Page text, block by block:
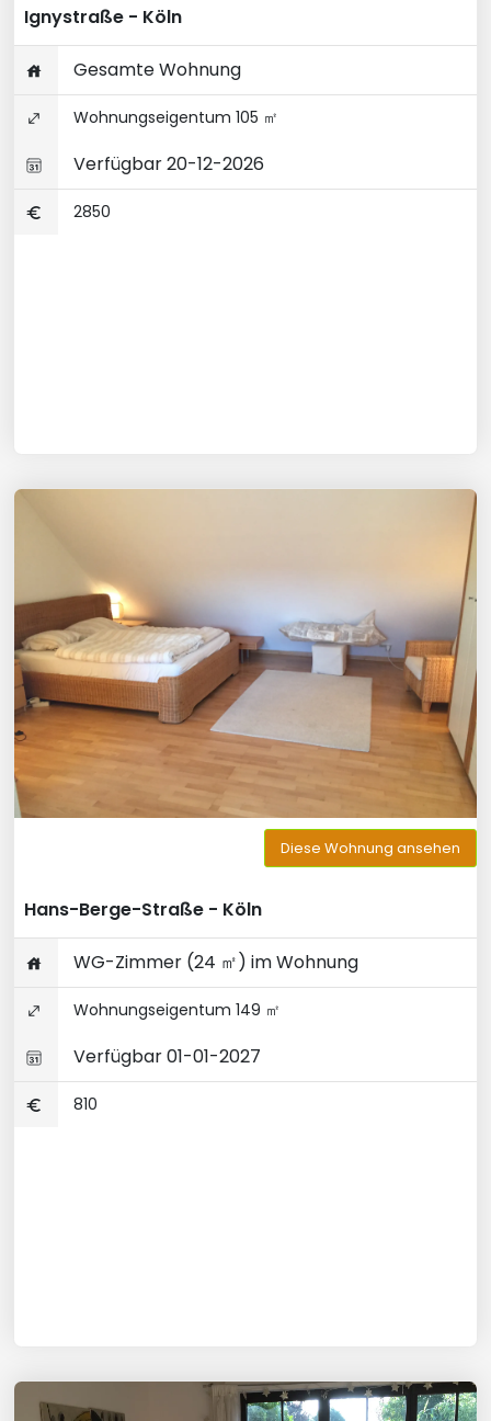
Ignystraße - Köln
Gesamte Wohnung
Wohnungseigentum 105 ㎡
Verfügbar 20-12-2026
2850
Diese Wohnung ansehen
Hans-Berge-Straße - Köln
WG-Zimmer (24 ㎡) im Wohnung
Wohnungseigentum 149 ㎡
Verfügbar 01-01-2027
810